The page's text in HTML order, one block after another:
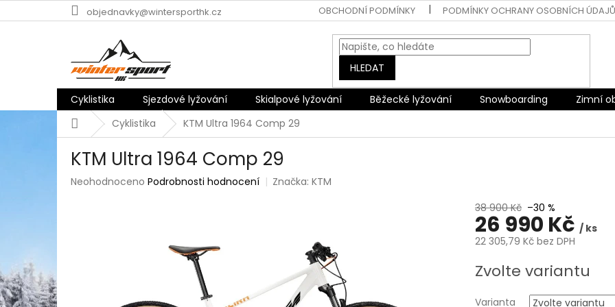
na
objednavky@wintersporthk.cz OBCHODNÍ PODMÍNKY PODMÍNKY OCHRANY OSOBNÍCH ÚDAJŮ
HLEDAT
Cyklistika Sjezdové lyžování Skialpové lyžování Běžecké lyžování Snowboarding Zimní
DomůCyklistika KTM Ultra 1964 Comp 29
KTM Ultra 1964 Comp 29
Průměrné
Neohodnoceno Podrobnosti hodnocení Značka:KTM
38 900 Kč –30 %
26 990 Kč / ks
22 305,79 Kč bez DPH
cena:
Zvolte variantu
Varianta